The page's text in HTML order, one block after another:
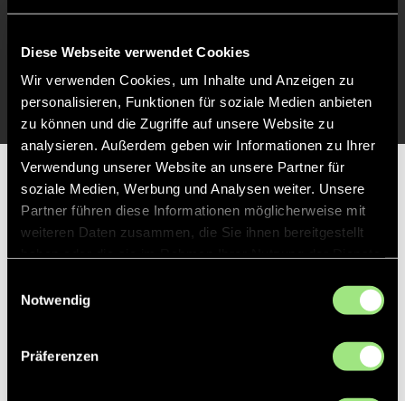
Diese Webseite verwendet Cookies
Wir verwenden Cookies, um Inhalte und Anzeigen zu
personalisieren, Funktionen für soziale Medien anbieten
zu können und die Zugriffe auf unsere Website zu
analysieren. Außerdem geben wir Informationen zu Ihrer
Verwendung unserer Website an unsere Partner für
soziale Medien, Werbung und Analysen weiter. Unsere
Partner führen diese Informationen möglicherweise mit
weiteren Daten zusammen, die Sie ihnen bereitgestellt
Notwendig
Präferenzen
Partner